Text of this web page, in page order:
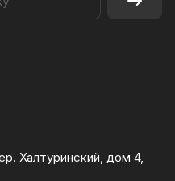
Халтуринский, дом 4,